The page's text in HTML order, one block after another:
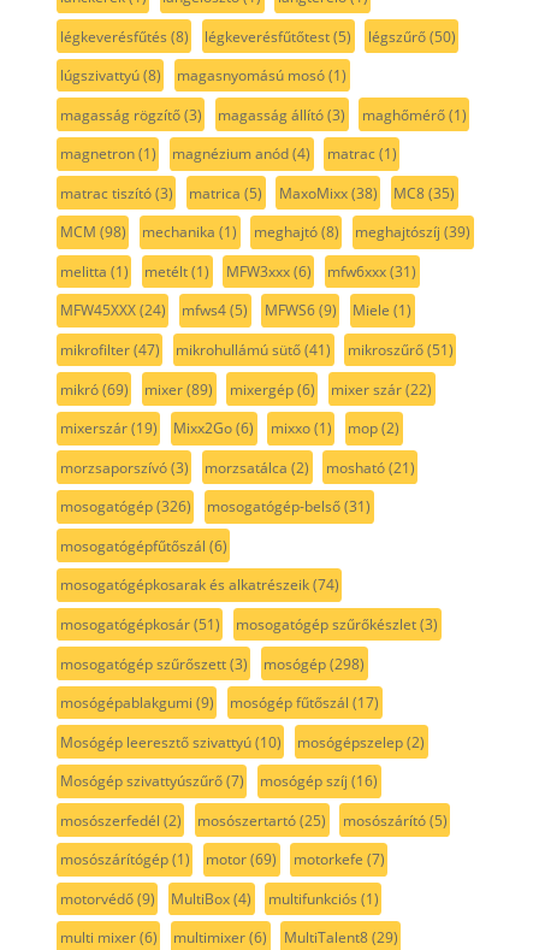
légkeverésfűtés (8) légkeverésfűtőtest(5) légszűrő(50)
lúgszivattyú(8) magasnyomású mosó(1)
magasság rögzítő(3) magasság állító(3) maghőmérő(1)
magnetron(1) magnézium anód(4) matrac(1)
matrac tiszító(3) matrica (5) MaxoMixx(38) MC8(35)
MCM (98) mechanika (1) meghajtó(8) meghajtószíj (39)
melitta (1) metélt(1) MFW3xxx(6) mfw6xxx(31)
MFW45XXX(24) mfws4(5) MFWS6(9) Miele (1)
mikrofilter(47) mikrohullámú sütő(41) mikroszűrő(51)
mikró(69) mixer(89) mixergép(6) mixer szár(22)
mixerszár(19) Mixx2Go(6) mixxo(1) mop(2)
morzsaporszívó(3) morzsatálca (2) mosható(21)
mosogatógép(326) mosogatógép-belső(31)
mosogatógépfűtőszál (6)
mosogatógépkosarak és alkatrészeik(74)
mosogatógépkosár(51) mosogatógép szűrőkészlet(3)
mosogatógép szűrőszett(3) mosógép(298)
mosógépablakgumi (9) mosógép fűtőszál (17)
Mosógép leeresztő szivattyú(10) mosógépszelep(2)
Mosógép szivattyúszűrő(7) mosógép szíj (16)
mosószerfedél (2) mosószertartó(25) mosószárító(5)
mosószárítógép(1) motor(69) motorkefe (7)
motorvédő(9) MultiBox(4) multifunkciós (1)
multi mixer(6) multimixer(6) MultiTalent8(29)